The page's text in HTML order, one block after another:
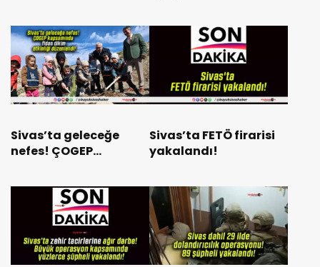
Gerçekleştirildi
Emniyet Müdürü
Alaağaçlı “Kökünü
kazıyacak”
Sivas’ta geleceğe
nefes! ÇOGEP
dikim etkinliği
düzenlendi!
Sivas’ta FETÖ firarisi
yakalandı!